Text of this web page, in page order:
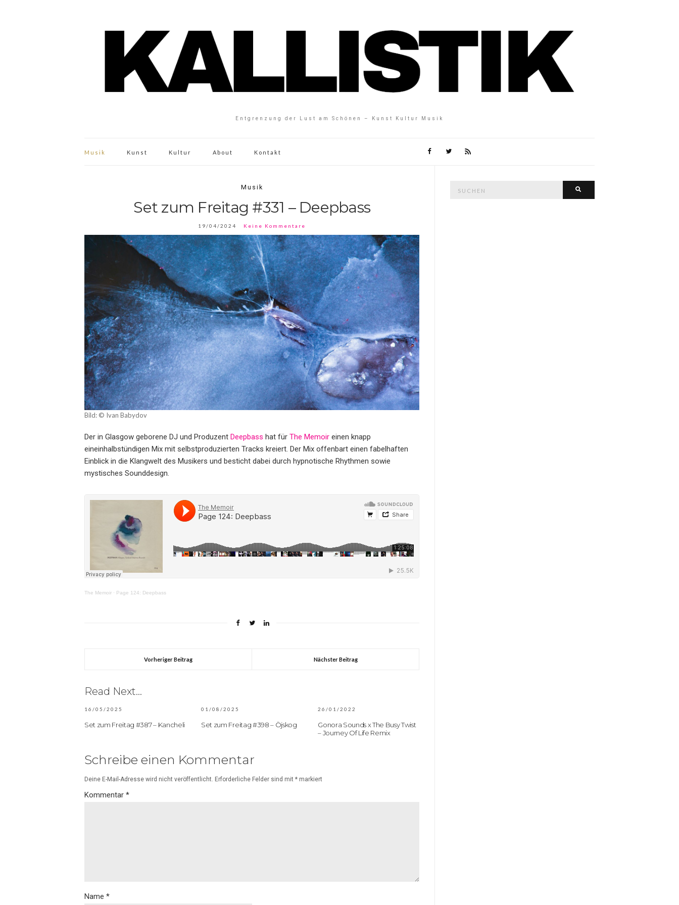
Entgrenzung der Lust am Schönen – Kunst Kultur Musik
Musik Kunst Kultur About Kontakt
Musik
Set zum Freitag #331 – Deepbass
19/04/2024 Keine Kommentare
Bild: © Ivan Babydov
Der in Glasgow geborene DJ und Produzent Deepbass hat für The Memoir einen knapp
eineinhalbstündigen Mix mit selbstproduzierten Tracks kreiert. Der Mix offenbart einen fabelhaften
Einblick in die Klangwelt des Musikers und besticht dabei durch hypnotische Rhythmen sowie
mystisches Sounddesign.
The Memoir · Page 124: Deepbass
Vorheriger Beitrag Nächster Beitrag
Read Next...
16/05/2025
Set zum Freitag #387 – Kancheli
01/08/2025
Set zum Freitag #398 – Öjskog
26/01/2022
Gonora Sounds x The Busy Twist
– Journey Of Life Remix
Schreibe einen Kommentar
Deine E-Mail-Adresse wird nicht veröffentlicht. Erforderliche Felder sind mit * markiert
Kommentar *
Name *